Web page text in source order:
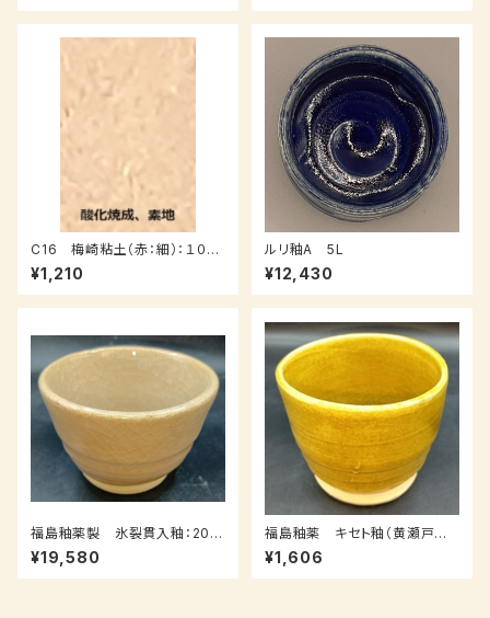
C16 梅崎粘土（赤：細）：１０ｋ
ｇ
¥1,210
ルリ釉A 5L
¥12,430
福島釉薬製 氷裂貫入釉：20ｋ
ｇ（受注後7～３０日後発送）
¥19,580
福島釉薬 キセト釉（黄瀬戸
釉）：1ｋｇ（受注後0～3週間）
¥1,606